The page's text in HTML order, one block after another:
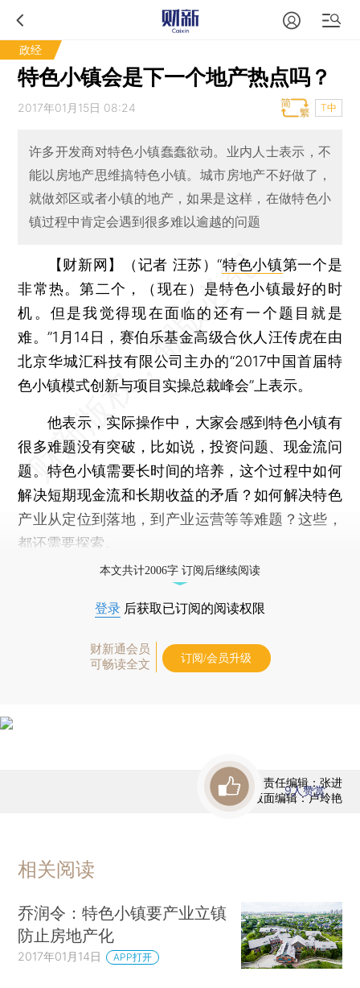
政经
特色小镇会是下一个地产热点吗？
2017年01月15日 08:24 T中
许多开发商对特色小镇蠢蠢欲动。业内人士表示，不
能以房地产思维搞特色小镇。城市房地产不好做了，
就做郊区或者小镇的地产，如果是这样，在做特色小
镇过程中肯定会遇到很多难以逾越的问题
【财新网】（记者 汪苏）“特色小镇第一个是
非常热。第二个，（现在）是特色小镇最好的时
机。但是我觉得现在面临的还有一个题目就是
难。”1月14日，赛伯乐基金高级合伙人汪传虎在由
北京华城汇科技有限公司主办的“2017中国首届特
色小镇模式创新与项目实操总裁峰会”上表示。
他表示，实际操作中，大家会感到特色小镇有
很多难题没有突破，比如说，投资问题、现金流问
题。特色小镇需要长时间的培养，这个过程中如何
解决短期现金流和长期收益的矛盾？如何解决特色
产业从定位到落地，到产业运营等等难题？这些，
都还需要探索。
本文共计2006字 订阅后继续阅读
登录 后获取已订阅的阅读权限
财新通会员
可畅读全文
订阅/会员升级
责任编辑：张进
版面编辑：卢玲艳
9人赞赏
相关阅读
乔润令：特色小镇要产业立镇
防止房地产化
2017年01月14日 APP打开